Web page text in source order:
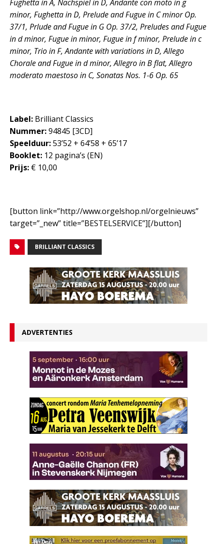
Fughetta in A, Nachspiel in D, Andante con moto in g
minor, Fughetta in D, Prelude and Fugue in C minor Op.
37/1, Prlude and Fugue in G Op. 37/2, Preludes and Fugue
in d minor, Fugue in minor, Fugue in f minor, Prelude in c
minor, Trio in F, Andante with variations in D, Allego
Chorale and Fugue in d minor, Allegro in B flat, Allegro
moderato maestoso in C, Sonatas Nos. 1-6 Op. 65
Label: Brilliant Classics
Nummer:94845 [3CD]
Speelduur:53’52 + 64’58 + 65’17
Booklet: 12 pagina’s (EN)
Prijs: € 10,00
[button link=”http://www.orgelshop.nl/orgelnieuws”
target=”_new” title=”BESTELSERVICE”][/button]
BRILLIANT CLASSICS
ADVERTENTIES